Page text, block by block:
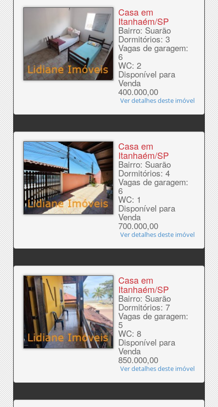
Casa em
Itanhaém/SP
Bairro: Suarão
Dormitórios: 3
Vagas de garagem:
6
WC: 2
Disponível para
Venda
400.000,00
Ver detalhes deste imóvel
Casa em
Itanhaém/SP
Bairro: Suarão
Dormitórios: 4
Vagas de garagem:
6
WC: 1
Disponível para
Venda
700.000,00
Ver detalhes deste imóvel
Casa em
Itanhaém/SP
Bairro: Suarão
Dormitórios: 7
Vagas de garagem:
5
WC: 8
Disponível para
Venda
850.000,00
Ver detalhes deste imóvel